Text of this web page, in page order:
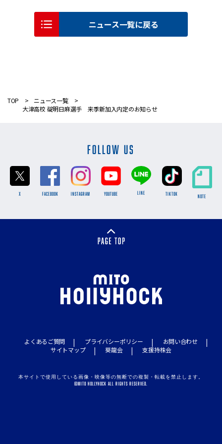
ニュース一覧に戻る
TOP
ニュース一覧
大津高校 碇明日麻選手 来季新加入内定のお知らせ
FOLLOW US
X FACEBOOK INSTAGRAM YOUTUBE LINE TikTok NOTE
よくあるご質問 プライバシーポリシー
お問い合わせ
サイトマップ
葵龍会 支援持株会
本サイトで使用している画像・映像等の無断での複製・転載を禁止します。
©MITO HOLLYHOCK ALL RIGHTS RESERVED.